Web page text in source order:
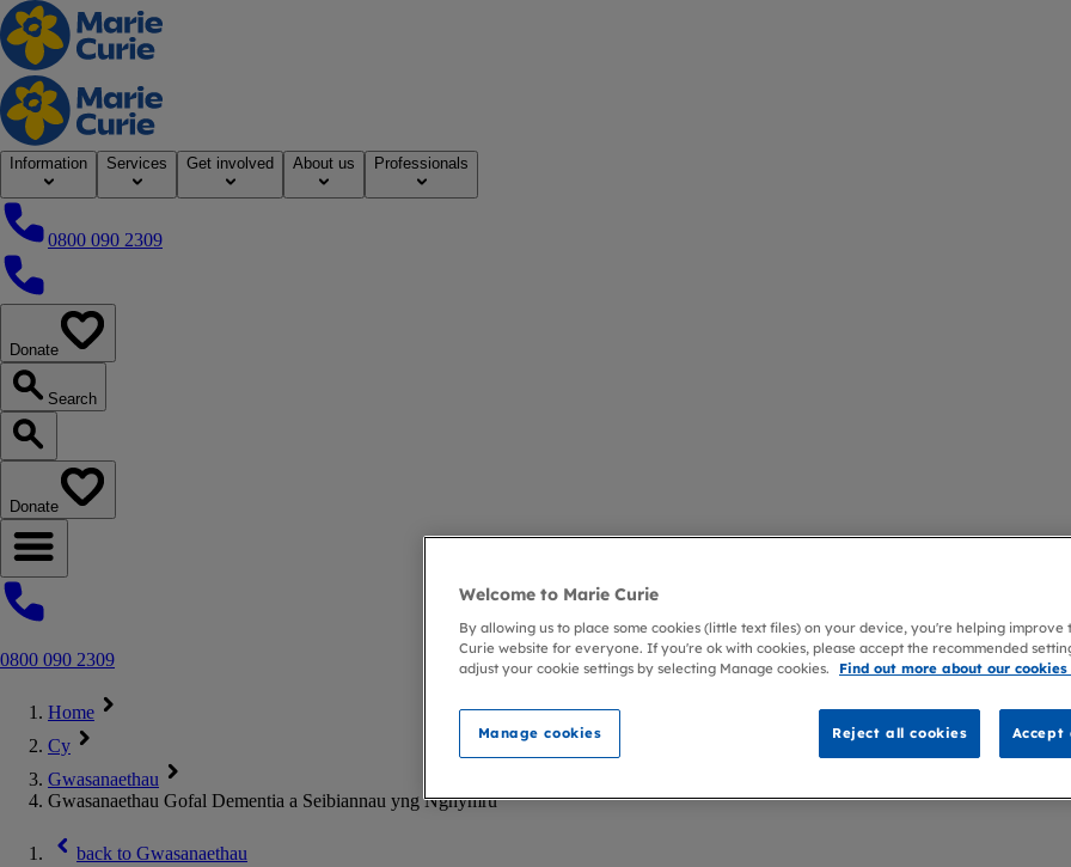
Home
Information Services Get involved About us Professionals
0800 090 2309
0800 090 2309
Donate
Search
Search our website
Donate
Open navigation menu
0800 090 2309
Home
Cy
Gwasanaethau
Gwasanaethau Gofal Dementia a Seibiannau yng Nghymru
back to Gwasanaethau
Welcome to Marie Curie
By allowing us to place some cookies (little text files) on your device, you're helping improve
Curie website for everyone. If you're ok with cookies, please accept the recommended
adjust your cookie settings by selecting Manage cookies.
Find out more about our cookies
Manage cookies Reject all cookies Accept